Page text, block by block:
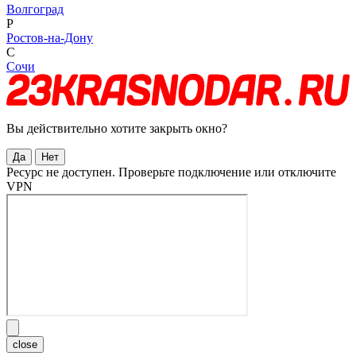
Волгоград
Р
Ростов-на-Дону
С
Сочи
Вы действительно хотите закрыть окно?
Да Нет
Ресурс не доступен. Проверьте подключение или отключите
VPN
close